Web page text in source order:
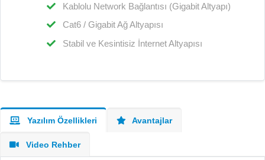
Kablolu Network Bağlantısı (Gigabit Altyapı)
Cat6 / Gigabit Ağ Altyapısı
Stabil ve Kesintisiz İnternet Altyapısı
Yazılım Özellikleri Avantajlar
Video Rehber